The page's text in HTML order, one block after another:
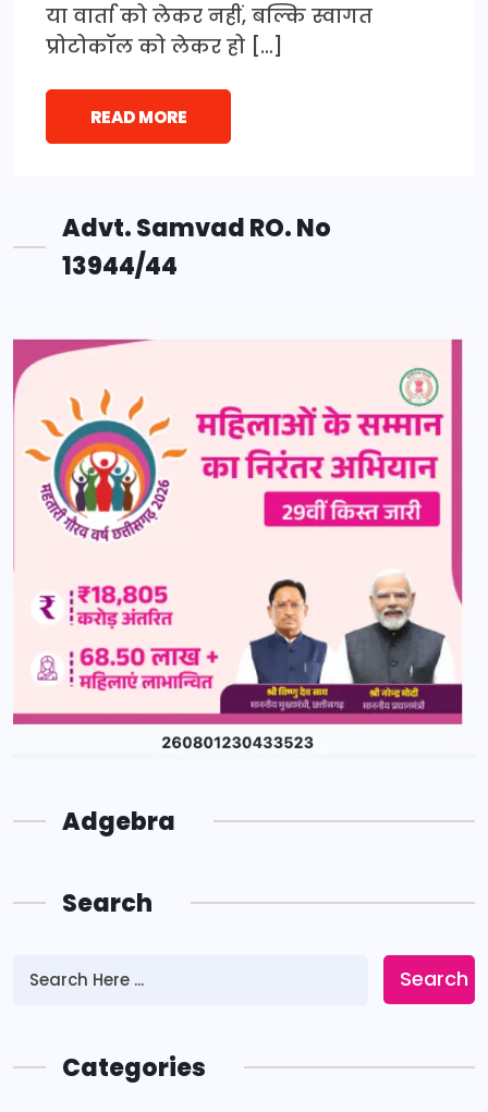
या वार्ता को लेकर नहीं, बल्कि स्वागत
प्रोटोकॉल को लेकर हो […]
READ MORE
Advt. Samvad RO. No
13944/44
Adgebra
Search
Search
Categories